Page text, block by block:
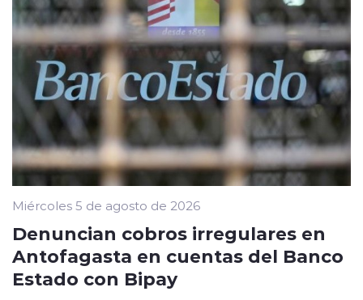
Miércoles 5 de agosto de 2026
Denuncian cobros irregulares en
Antofagasta en cuentas del Banco
Estado con Bipay